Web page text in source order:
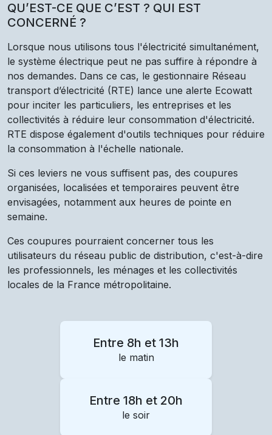
QU’EST-CE QUE C’EST ? QUI EST
CONCERNÉ ?
Lorsque nous utilisons tous l'électricité simultanément,
le système électrique peut ne pas suffire à répondre à
nos demandes. Dans ce cas, le gestionnaire Réseau
transport d’électricité (RTE) lance une alerte Ecowatt
pour inciter les particuliers, les entreprises et les
collectivités à réduire leur consommation d'électricité.
RTE dispose également d'outils techniques pour réduire
la consommation à l'échelle nationale.
Si ces leviers ne vous suffisent pas, des coupures
organisées, localisées et temporaires peuvent être
envisagées, notamment aux heures de pointe en
semaine.
Ces coupures pourraient concerner tous les
utilisateurs du réseau public de distribution, c'est-à-dire
les professionnels, les ménages et les collectivités
locales de la France métropolitaine.
Entre 8h et 13h
le matin
Entre 18h et 20h
le soir